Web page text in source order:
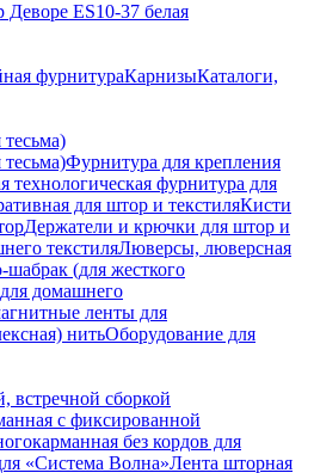
Деворе ES10-37 белая
фурнитураКарнизыКаталоги,
Фурнитура для крепления
фурнитура для
для штор и текстиляКисти
Держатели и крючки для штор и
текстиляЛюверсы, люверсная
шабрак (для жесткого
домашнего
ленты для
нитьОборудование для
встречной сборкой
с фиксированной
без кордов для
«Система Волна»Лента шторная